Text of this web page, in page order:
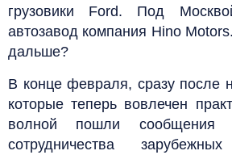
грузовики Ford. Под
автозавод компания Hino
дальше?
В конце февраля, сразу после
которые теперь вовлечен
волной пошли сообщения
сотрудничества